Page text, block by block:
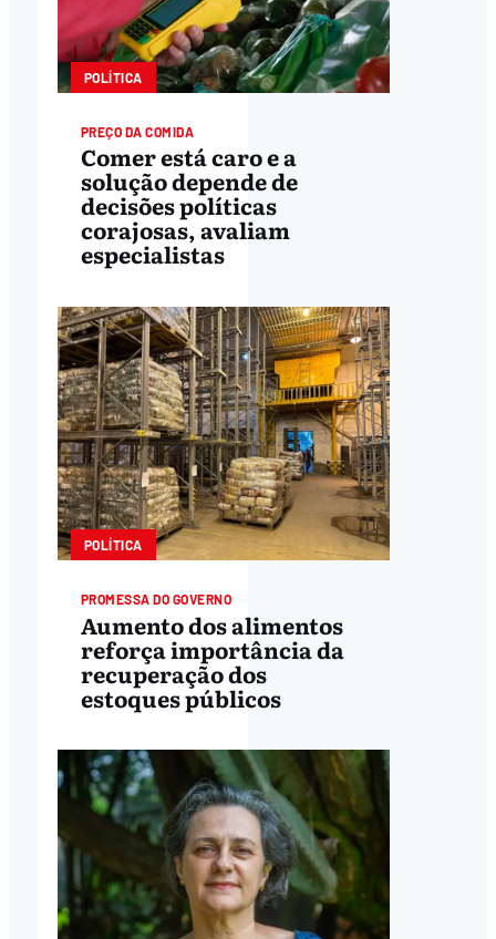
POLÍTICA
PREÇO DA COMIDA
Comer está caro e a
solução depende de
decisões políticas
corajosas, avaliam
especialistas
POLÍTICA
PROMESSA DO GOVERNO
Aumento dos alimentos
reforça importância da
recuperação dos
estoques públicos